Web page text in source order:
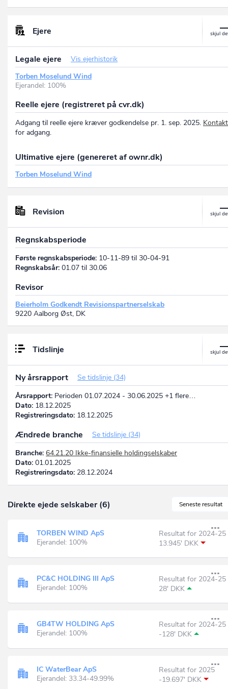
Ejere
Legale ejere
Vis ejerhistorik
Torben Moselund Wind
Ejerandel: 100%
Reelle ejere (registreret på cvr.dk)
Adgang til reelle ejere kræver godkendelse pr. 1. sep. 2025.
for adgang.
Ultimative ejere (genereret af ownr.dk)
Torben Moselund Wind
Revision
Regnskabsperiode
Første regnskabsperiode: 10-11-89 til 30-04-91
Regnskabsår: 01.07 til 30.06
Revisor
Beierholm Godkendt Revisionspartnerselskab
9220 Aalborg Øst, DK
Tidslinje
Ny årsrapport
Se tidslinje (34)
Årsrapport: Perioden 01.07.2024 - 30.06.2025 +1 flere…
Dato: 18.12.2025
Registreringsdato: 18.12.2025
Ændrede branche
Se tidslinje (34)
Branche: 64.21.20 Ikke-finansielle holdingselskaber
Dato: 01.01.2025
Registreringsdato: 28.12.2024
Seneste resultat
Direkte ejede selskaber (6)
TORBEN WIND ApS
Ejerandel: 100%
Resultat for 2024-25
13.945' DKK
PC&C HOLDING III ApS
Ejerandel: 100%
Resultat for 2024-25
28' DKK
GB4TW HOLDING ApS
Ejerandel: 100%
Resultat for 2024-25
-128' DKK
IC WaterBear ApS
Ejerandel: 33.34-49.99%
Resultat for 2025
-19.697' DKK